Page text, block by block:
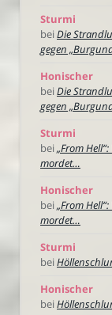
Sturmi
beiDie
gegen
Honischer
beiDie
gegen
Sturmi
bei„From
mordet…
Honischer
bei„From
mordet…
Sturmi
bei
Honischer
bei